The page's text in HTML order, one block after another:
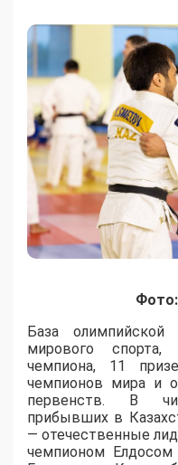
Фото:
База олимпийской
мирового спорта,
чемпиона, 11
чемпионов мира и
первенств. В
прибывших в
— отечественные
чемпионом